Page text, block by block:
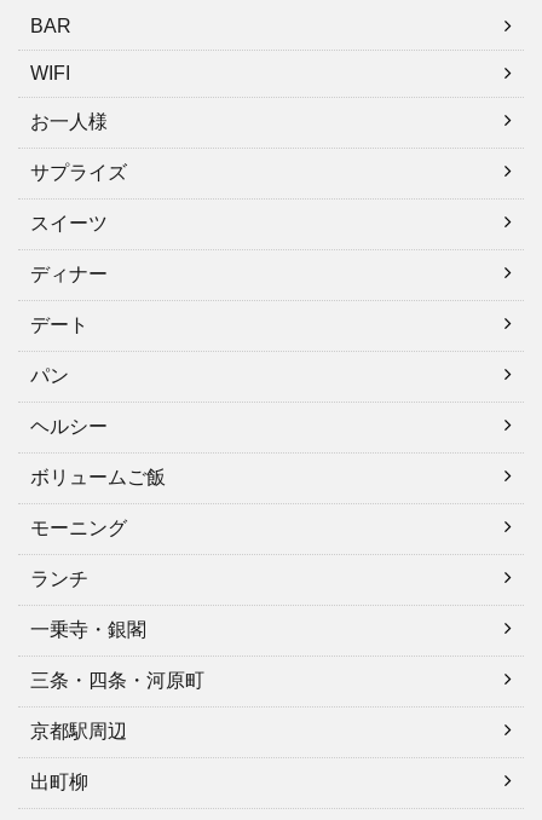
BAR
WIFI
お一人様
サプライズ
スイーツ
ディナー
デート
パン
ヘルシー
ボリュームご飯
モーニング
ランチ
一乗寺・銀閣
三条・四条・河原町
京都駅周辺
出町柳